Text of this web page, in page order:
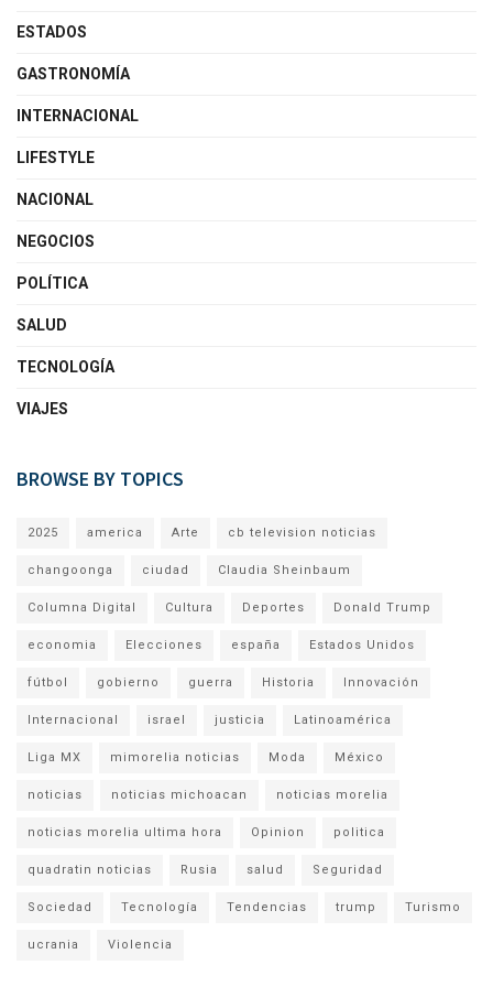
ESTADOS
GASTRONOMÍA
INTERNACIONAL
LIFESTYLE
NACIONAL
NEGOCIOS
POLÍTICA
SALUD
TECNOLOGÍA
VIAJES
BROWSE BY TOPICS
2025 america Arte cb television noticias
changoonga ciudad Claudia Sheinbaum
Columna Digital Cultura Deportes Donald Trump
economia Elecciones españa Estados Unidos
fútbol gobierno guerra Historia Innovación
Internacional israel justicia Latinoamérica
Liga MX mimorelia noticias Moda México
noticias noticias michoacan noticias morelia
noticias morelia ultima hora Opinion politica
quadratin noticias Rusia salud Seguridad
Sociedad Tecnología Tendencias trump Turismo
ucrania Violencia